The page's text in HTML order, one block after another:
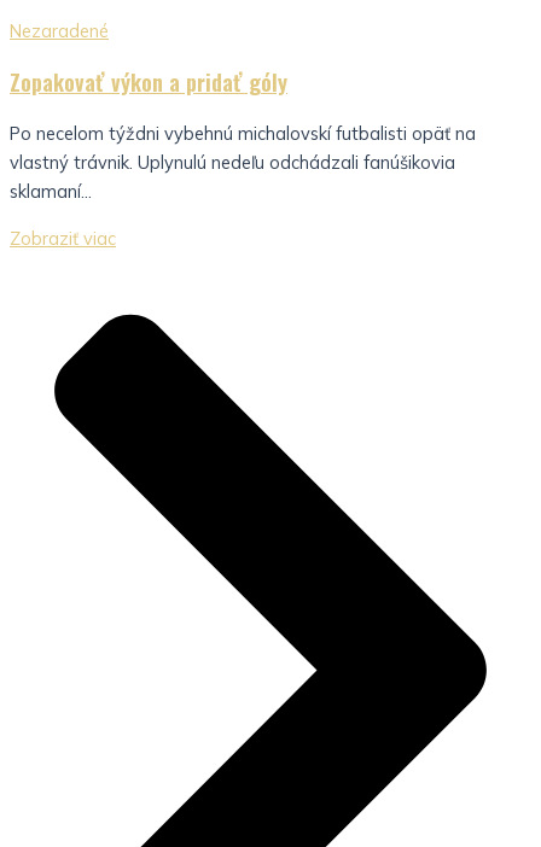
Nezaradené
Zopakovať výkon a pridať góly
Po necelom týždni vybehnú michalovskí futbalisti opäť na
vlastný trávnik. Uplynulú nedeľu odchádzali fanúšikovia
sklamaní...
Zobraziť viac